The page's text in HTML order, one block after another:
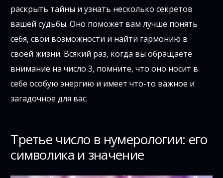
раскрыть тайны и узнать несколько секретов
вашей судьбы. Оно поможет вам лучше понять
себя, свои возможности и найти гармонию в
своей жизни. Всякий раз, когда вы обращаете
внимание на число 3, помните, что оно носит в
себе особую энергию и имеет что-то важное и
загадочное для вас.
Третье число в нумерологии: его
символика и значение